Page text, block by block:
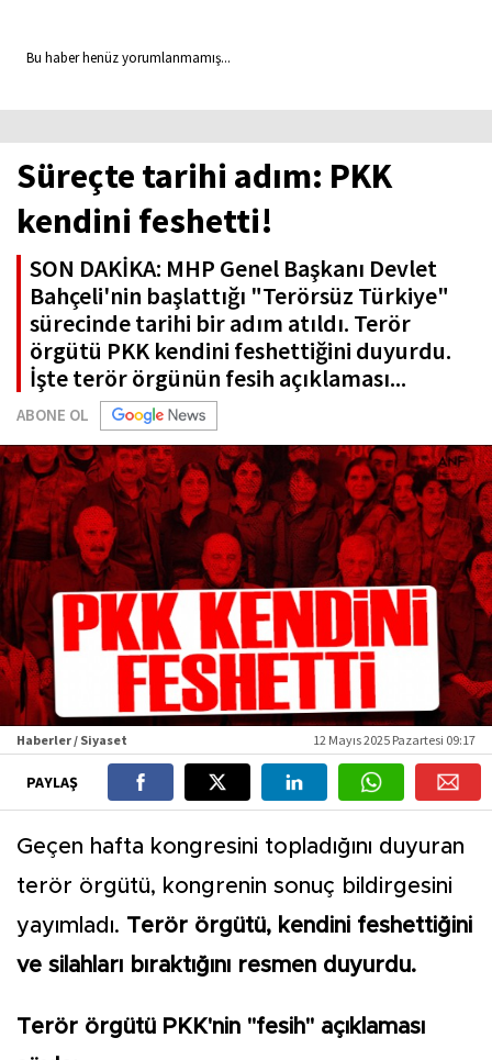
Bu haber henüz yorumlanmamış...
Süreçte tarihi adım: PKK
kendini feshetti!
SON DAKİKA: MHP Genel Başkanı Devlet
Bahçeli'nin başlattığı "Terörsüz Türkiye"
sürecinde tarihi bir adım atıldı. Terör
örgütü PKK kendini feshettiğini duyurdu.
İşte terör örgünün fesih açıklaması...
ABONE OL
Haberler / Siyaset 12 Mayıs 2025 Pazartesi 09:17
PAYLAŞ
Geçen hafta kongresini topladığını duyuran
terör örgütü, kongrenin sonuç bildirgesini
yayımladı. Terör örgütü, kendini feshettiğini
ve silahları bıraktığını resmen duyurdu.
Terör örgütü PKK'nin "fesih" açıklaması